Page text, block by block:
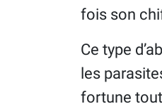
fois son
Ce type
les
fortune